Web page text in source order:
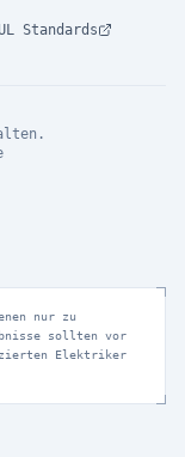
Standards
nur zu
sollten vor
Elektriker